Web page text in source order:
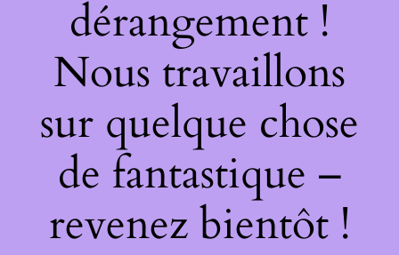
dérangement !
Nous travaillons
sur quelque chose
de fantastique –
revenez bientôt !